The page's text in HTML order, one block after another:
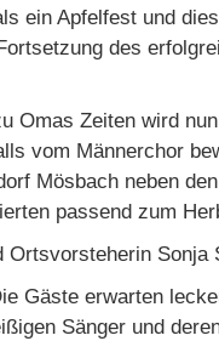
ein Apfelfest und
des
Omas Zeiten wird
vom Männerchor
Mösbach neben
passend zum
Gäste erwarten
Sänger und